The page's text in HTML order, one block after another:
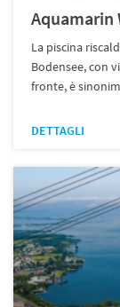
Aquamarin
La piscina
Bodensee, con
fronte, è
DETTAGLI